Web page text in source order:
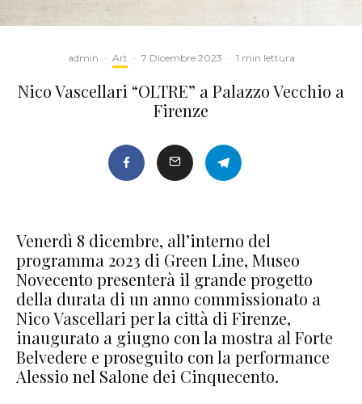
admin · Art · 7 Dicembre 2023 · 1 min lettura
Nico Vascellari “OLTRE” a Palazzo Vecchio a
Firenze
Venerdì 8 dicembre, all’interno del
programma 2023 di Green Line, Museo
Novecento presenterà il grande progetto
della durata di un anno commissionato a
Nico Vascellari per la città di Firenze,
inaugurato a giugno con la mostra al Forte
Belvedere e proseguito con la performance
Alessio nel Salone dei Cinquecento.